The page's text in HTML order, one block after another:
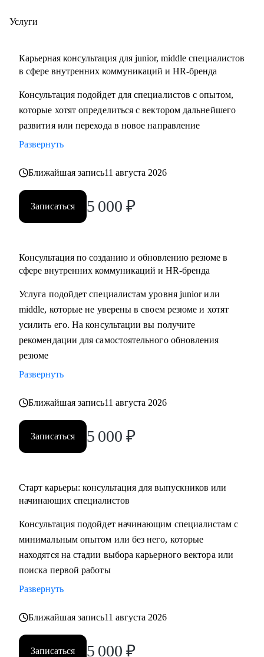
• сформулировать карьерную цель и разработать план для
необходимые для достижения этой цели
внутренних коммуникаций, HR-бренда или
корпоративного event-менеджера, особенно в ИТ-сферу
• подготовить или переработать кейсы для поиска работы
• разработать стратегию поиска работы или роста внутри
• помочь разобраться с нюансами работы по этим
направлениями и с тем, как это устроено в различных
компаниях и отраслях
• проанализировать ваше текущее резюме и дать советы
• специалистам, которые хотят развиваться в сфере
мероприятий, комьюнити-менеджмента
• тем, кто хочет сменить карьерный трек и перейти во
внутриком, HR-бренд и корпоративный ивент
• специалистам уровня Junior и Middle: внутренние
коммуникации, HR-бренд, event-менеджер
Услуги
Карьерная консультация для junior, middle специалистов
в сфере внутренних коммуникаций и HR-бренда
Консультация подойдет для специалистов с опытом,
которые хотят определиться с вектором дальнейшего
развития или перехода в новое направление
Развернуть
Ближайшая запись11 августа 2026
Записаться 5 000 ₽
Консультация по созданию и обновлению резюме в
сфере внутренних коммуникаций и HR-бренда
Услуга подойдет специалистам уровня junior или
middle, которые не уверены в своем резюме и хотят
усилить его. На консультации вы получите
рекомендации для самостоятельного обновления
резюме
Развернуть
Ближайшая запись11 августа 2026
Записаться 5 000 ₽
Старт карьеры: консультация для выпускников или
начинающих специалистов
Консультация подойдет начинающим специалистам с
минимальным опытом или без него, которые
находятся на стадии выбора карьерного вектора или
поиска первой работы
Развернуть
Ближайшая запись11 августа 2026
Записаться 5 000 ₽